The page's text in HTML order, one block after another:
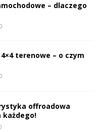
– dlaczego
0
terenowe – o czym
0
offroadowa
każdego!